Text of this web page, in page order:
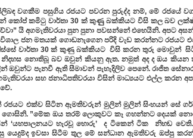
වගකීම පසුගිය රජයට පවරන පුරුද්ද නම්, මේ රජයේ
කෝප් කමිටු වාර්තා 30 ක් කුණුු බක්කියට විසි කල බව
යි අගමැතිවරයා පුන පුනා පවසන්නේ එහෙයිනි. අපට
ජන මතයක් ගොඩනැගෙන පරිදි වැඩ කරන්නට රජයට
වාර්තා 30 ක් කුණු බක්කියට විසි කරන තුරු මොවුන්
නිදහස නොතිබූ බව ඔවුන් කියනු ඇත. නමුත් අද ද ඔය කියන
ඔවුන්ට පැනවී ඇති සීමාවන් පැහැදිලිව පෙනේ. රාජිත
සහ ජනාධිපතිවරයා විසින් මාධ්‍යයට එල්ල කරන
එක්ව සිටින ඇමතිවරුන් මුලින් මුලින් සිංහයන් සේ
”මේක ඔය තරම් ලොකුවට කෑ ගහන්නට දෙයක්
‘යහපාලනයට හැරවූ හොරු’ ද ටිකෙන් ටික නිහඬ
යෙදුම්ද ඉවසා සිටීම තුල මේ සන්ධාන ඇමතිවරු ඔප්පු